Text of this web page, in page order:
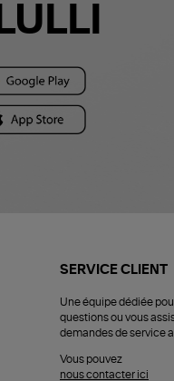
SERVICE CLIENT
Une équipe dédiée
questions ou vous
demandes de service
Vous pouvez
nous contacter ici